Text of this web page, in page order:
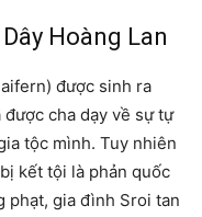
Hoàng Lan
được sinh ra
cha dạy về sự tự
tộc mình. Tuy nhiên
kết tội là phản quốc
phạt, gia đình Sroi tan